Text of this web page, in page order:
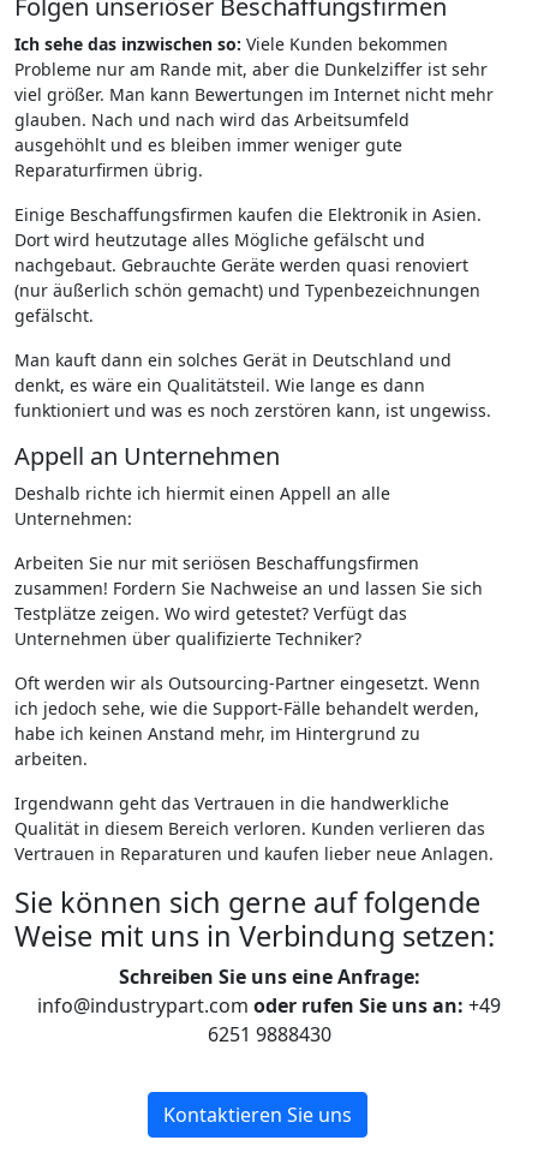
Folgen unseriöser Beschaffungsfirmen
Ich sehe das inzwischen so: Viele Kunden bekommen
Probleme nur am Rande mit, aber die Dunkelziffer ist sehr
viel größer. Man kann Bewertungen im Internet nicht mehr
glauben. Nach und nach wird das Arbeitsumfeld
ausgehöhlt und es bleiben immer weniger gute
Reparaturfirmen übrig.
Einige Beschaffungsfirmen kaufen die Elektronik in Asien.
Dort wird heutzutage alles Mögliche gefälscht und
nachgebaut. Gebrauchte Geräte werden quasi renoviert
(nur äußerlich schön gemacht) und Typenbezeichnungen
gefälscht.
Man kauft dann ein solches Gerät in Deutschland und
denkt, es wäre ein Qualitätsteil. Wie lange es dann
funktioniert und was es noch zerstören kann, ist ungewiss.
Appell an Unternehmen
Deshalb richte ich hiermit einen Appell an alle
Unternehmen:
Arbeiten Sie nur mit seriösen Beschaffungsfirmen
zusammen! Fordern Sie Nachweise an und lassen Sie sich
Testplätze zeigen. Wo wird getestet? Verfügt das
Unternehmen über qualifizierte Techniker?
Oft werden wir als Outsourcing-Partner eingesetzt. Wenn
ich jedoch sehe, wie die Support-Fälle behandelt werden,
habe ich keinen Anstand mehr, im Hintergrund zu
arbeiten.
Irgendwann geht das Vertrauen in die handwerkliche
Qualität in diesem Bereich verloren. Kunden verlieren das
Vertrauen in Reparaturen und kaufen lieber neue Anlagen.
Sie können sich gerne auf folgende
Weise mit uns in Verbindung setzen:
Schreiben Sie uns eine Anfrage:
info@industrypart.com oder rufen Sie uns an: +49
6251 9888430
Kontaktieren Sie uns